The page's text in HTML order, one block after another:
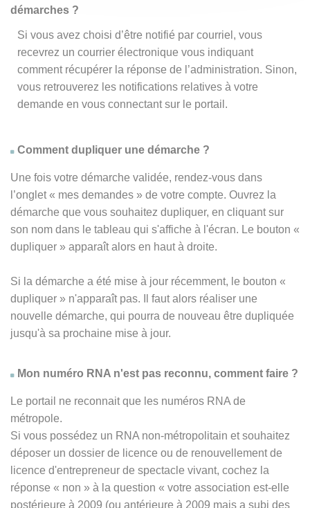
démarches ?
Si vous avez choisi d’être notifié par courriel, vous
recevrez un courrier électronique vous indiquant
comment récupérer la réponse de l’administration. Sinon,
vous retrouverez les notifications relatives à votre
demande en vous connectant sur le portail.
Comment dupliquer une démarche ?
Une fois votre démarche validée, rendez-vous dans
l’onglet « mes demandes » de votre compte. Ouvrez la
démarche que vous souhaitez dupliquer, en cliquant sur
son nom dans le tableau qui s'affiche à l'écran. Le bouton «
dupliquer » apparaît alors en haut à droite.
Si la démarche a été mise à jour récemment, le bouton «
dupliquer » n'apparaît pas. Il faut alors réaliser une
nouvelle démarche, qui pourra de nouveau être dupliquée
jusqu'à sa prochaine mise à jour.
Mon numéro RNA n'est pas reconnu, comment faire ?
Le portail ne reconnait que les numéros RNA de
métropole.
Si vous possédez un RNA non-métropolitain et souhaitez
déposer un dossier de licence ou de renouvellement de
licence d'entrepreneur de spectacle vivant, cochez la
réponse « non » à la question « votre association est-elle
postérieure à 2009 (ou antérieure à 2009 mais a subi des